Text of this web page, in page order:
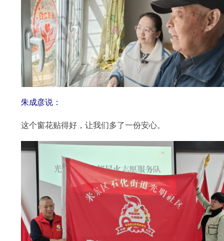
朱成彦说 ：
这个窗花贴得好，让我们多了一份安心。